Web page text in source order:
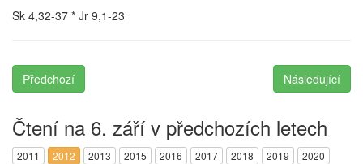
Sk 4,32-37 * Jr 9,1-23
Předchozí Následující
Čtení na 6. září v předchozích letech
2011 2012 2013 2015 2016 2017 2018 2019
2020